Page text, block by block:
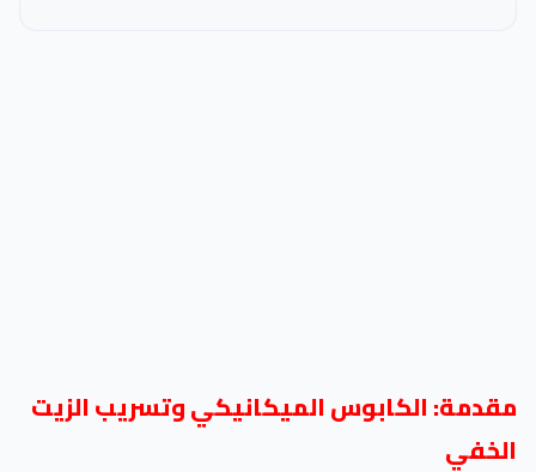
مقدمة: الكابوس الميكانيكي وتسريب الزيت
الخفي